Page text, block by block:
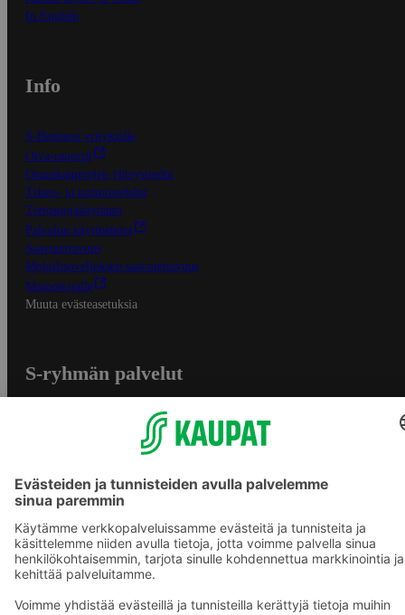
In English
Info
S-Business yrityksille
Oiva-raportit
Osuuskauppojen yhteystiedot
Tilaus- ja toimitusehdot
Tietosuojakäytäntö
Palvelun käyttöehdot
Saavutettavuus
Mobiilisovelluksen saavutettavuus
Mainostajalle
Muuta evästeasetuksia
S-ryhmän palvelut
S-ostoslista -sovellus
Prisma.fi
Sokos.fi
S-Pankki
Yhteishyvä
Sokos Hotels
Raflaamo